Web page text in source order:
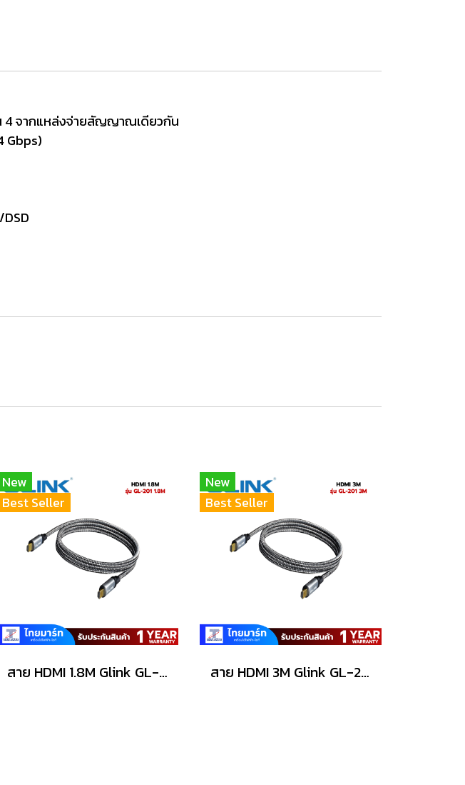
4 จากแหล่งจ่ายสัญญาณเดียวกัน
Gbps)
New
Best Seller
สาย HDMI 1.8M Glink GL-201 1.8M
New
Best Seller
สาย HDMI 3M Glink GL-201 3M